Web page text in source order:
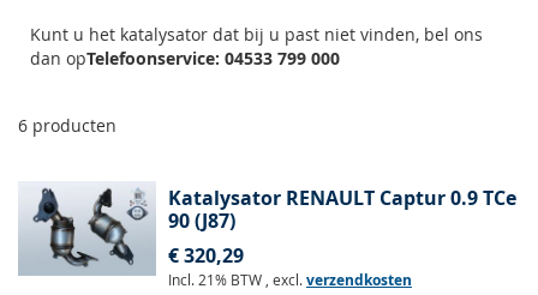
Kunt u het katalysator dat bij u past niet vinden, bel ons
dan opTelefoonservice: 04533 799 000
6 producten
Katalysator RENAULT Captur 0.9 TCe
90 (J87)
€ 320,29
Incl. 21% BTW , excl.verzendkosten